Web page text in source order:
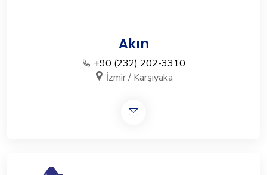
Akın
+90 (232) 202-3310
İzmir / Karşıyaka